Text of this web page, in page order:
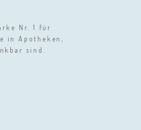
Nr. 1 für
in Apotheken,
sind.